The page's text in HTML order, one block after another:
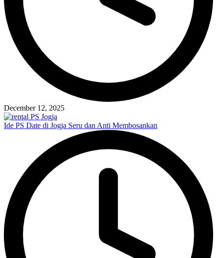
December 12, 2025
Ide PS Date di Jogja Seru dan Anti Membosankan